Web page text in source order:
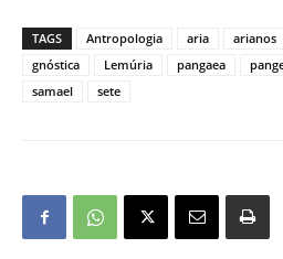
TAGS Antropologia aria arianos
gnóstica
Lemúria pangaea
samael
sete